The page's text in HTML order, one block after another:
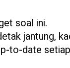
soal ini.
jantung,
to-date setiap